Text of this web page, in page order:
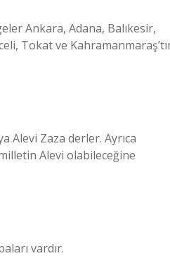
Ankara, Adana, Balıkesir,
Tokat ve
Zaza derler. Ayrıca
Alevi olabileceğine
vardır.